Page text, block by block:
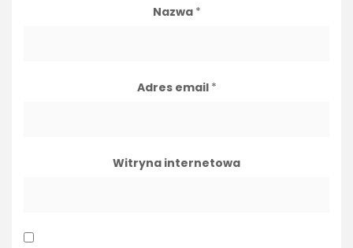
Nazwa *
Adres email *
Witryna internetowa